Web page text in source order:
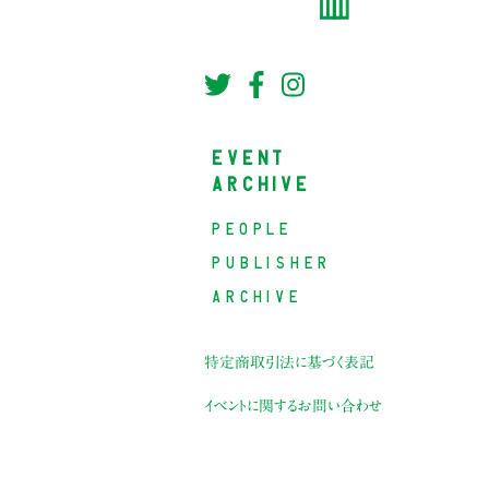
EVENT
ARCHIVE
PEOPLE
PUBLISHER
ARCHIVE
特定商取引法に基づく表記
イベントに関するお問い合わせ